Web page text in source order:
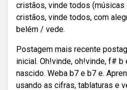
cristãos, vinde todos
cristãos, vinde todos, com
belém / vede.
Postagem mais recente
inicial. Oh!vinde, oh!vinde, f# b
nascido. Weba b7 e b7 e.
usando as cifras, tablaturas e